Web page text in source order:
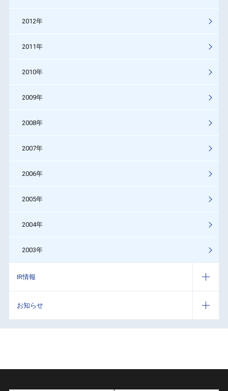
2012年
2011年
2010年
2009年
2008年
2007年
2006年
2005年
2004年
2003年
IR情報
お知らせ